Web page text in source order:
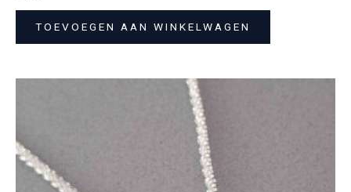
TOEVOEGEN AAN WINKELWAGEN